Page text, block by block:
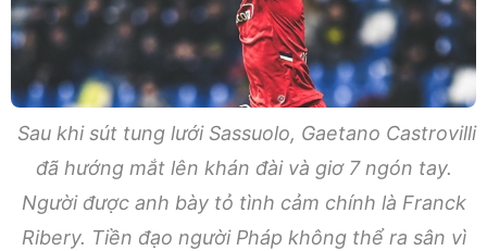
Sau khi sút tung lưới Sassuolo, Gaetano Castrovilli
đã hướng mắt lên khán đài và giơ 7 ngón tay.
Người được anh bày tỏ tình cảm chính là Franck
Ribery. Tiền đạo người Pháp không thể ra sân vì